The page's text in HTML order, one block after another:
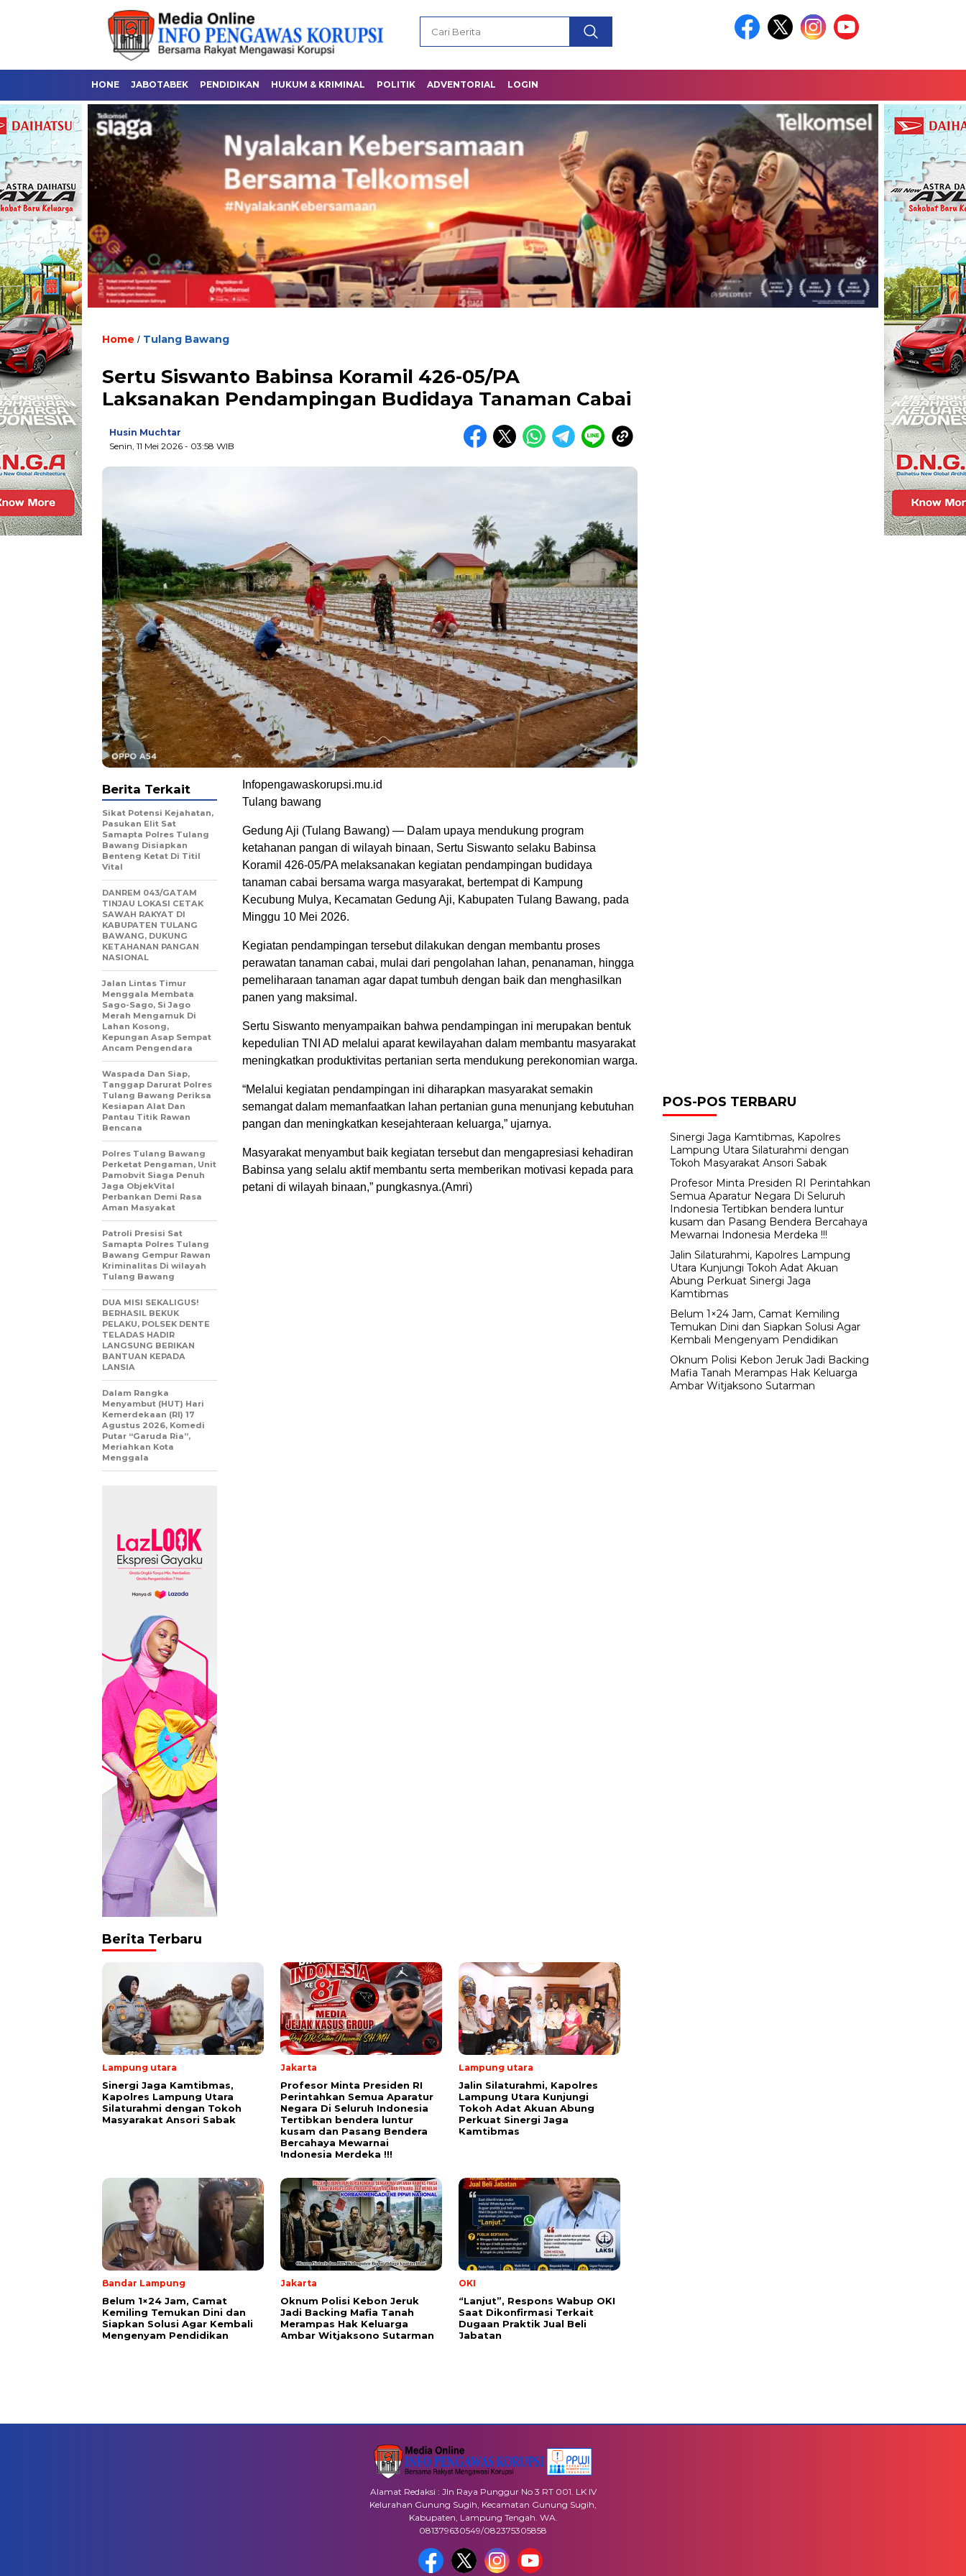
HONE JABOTABEK PENDIDIKAN HUKUM & KRIMINAL POLITIK ADVENTORIAL LOGIN
Home / Tulang Bawang
Sertu Siswanto Babinsa Koramil 426-05/PA
Laksanakan Pendampingan Budidaya Tanaman Cabai
Husin Muchtar
Senin, 11 Mei 2026 - 03:58 WIB
Infopengawaskorupsi.mu.id
Tulang bawang
Gedung Aji (Tulang Bawang) — Dalam upaya mendukung program
ketahanan pangan di wilayah binaan, Sertu Siswanto selaku Babinsa
Koramil 426-05/PA melaksanakan kegiatan pendampingan budidaya
tanaman cabai bersama warga masyarakat, bertempat di Kampung
Kecubung Mulya, Kecamatan Gedung Aji, Kabupaten Tulang Bawang, pada
Minggu 10 Mei 2026.
Kegiatan pendampingan tersebut dilakukan dengan membantu proses
perawatan tanaman cabai, mulai dari pengolahan lahan, penanaman, hingga
pemeliharaan tanaman agar dapat tumbuh dengan baik dan menghasilkan
panen yang maksimal.
Sertu Siswanto menyampaikan bahwa pendampingan ini merupakan bentuk
kepedulian TNI AD melalui aparat kewilayahan dalam membantu masyarakat
meningkatkan produktivitas pertanian serta mendukung perekonomian warga.
“Melalui kegiatan pendampingan ini diharapkan masyarakat semakin
semangat dalam memanfaatkan lahan pertanian guna menunjang kebutuhan
pangan dan meningkatkan kesejahteraan keluarga,” ujarnya.
Masyarakat menyambut baik kegiatan tersebut dan mengapresiasi kehadiran
Babinsa yang selalu aktif membantu serta memberikan motivasi kepada para
petani di wilayah binaan,” pungkasnya.(Amri)
Berita Terkait
Sikat Potensi Kejahatan,
Pasukan Elit Sat
Samapta Polres Tulang
Bawang Disiapkan
Benteng Ketat Di Titil
Vital
DANREM 043/GATAM
TINJAU LOKASI CETAK
SAWAH RAKYAT DI
KABUPATEN TULANG
BAWANG, DUKUNG
KETAHANAN PANGAN
NASIONAL
Jalan Lintas Timur
Menggala Membata
Sago-Sago, Si Jago
Merah Mengamuk Di
Lahan Kosong,
Kepungan Asap Sempat
Ancam Pengendara
Waspada Dan Siap,
Tanggap Darurat Polres
Tulang Bawang Periksa
Kesiapan Alat Dan
Pantau Titik Rawan
Bencana
Polres Tulang Bawang
Perketat Pengaman, Unit
Pamobvit Siaga Penuh
Jaga ObjekVital
Perbankan Demi Rasa
Aman Masyakat
Patroli Presisi Sat
Samapta Polres Tulang
Bawang Gempur Rawan
Kriminalitas Di wilayah
Tulang Bawang
DUA MISI SEKALIGUS!
BERHASIL BEKUK
PELAKU, POLSEK DENTE
TELADAS HADIR
LANGSUNG BERIKAN
BANTUAN KEPADA
LANSIA
Dalam Rangka
Menyambut (HUT) Hari
Kemerdekaan (RI) 17
Agustus 2026, Komedi
Putar “Garuda Ria”,
Meriahkan Kota
Menggala
Berita Terbaru
Lampung utara
Sinergi Jaga Kamtibmas,
Kapolres Lampung Utara
Silaturahmi dengan Tokoh
Masyarakat Ansori Sabak
Jakarta
Profesor Minta Presiden RI
Perintahkan Semua Aparatur
Negara Di Seluruh Indonesia
Tertibkan bendera luntur
kusam dan Pasang Bendera
Bercahaya Mewarnai
Indonesia Merdeka !!!
Lampung utara
Jalin Silaturahmi, Kapolres
Lampung Utara Kunjungi
Tokoh Adat Akuan Abung
Perkuat Sinergi Jaga
Kamtibmas
Bandar Lampung
Belum 1×24 Jam, Camat
Kemiling Temukan Dini dan
Siapkan Solusi Agar Kembali
Mengenyam Pendidikan
Jakarta
Oknum Polisi Kebon Jeruk
Jadi Backing Mafia Tanah
Merampas Hak Keluarga
Ambar Witjaksono Sutarman
OKI
“Lanjut”, Respons Wabup OKI
Saat Dikonfirmasi Terkait
Dugaan Praktik Jual Beli
Jabatan
POS-POS TERBARU
Sinergi Jaga Kamtibmas, Kapolres
Lampung Utara Silaturahmi dengan
Tokoh Masyarakat Ansori Sabak
Profesor Minta Presiden RI Perintahkan
Semua Aparatur Negara Di Seluruh
Indonesia Tertibkan bendera luntur
kusam dan Pasang Bendera Bercahaya
Mewarnai Indonesia Merdeka !!!
Jalin Silaturahmi, Kapolres Lampung
Utara Kunjungi Tokoh Adat Akuan
Abung Perkuat Sinergi Jaga
Kamtibmas
Belum 1×24 Jam, Camat Kemiling
Temukan Dini dan Siapkan Solusi Agar
Kembali Mengenyam Pendidikan
Oknum Polisi Kebon Jeruk Jadi Backing
Mafia Tanah Merampas Hak Keluarga
Ambar Witjaksono Sutarman
Alamat Redaksi : Jln Raya Punggur No 3 RT 001. LK IV
Kelurahan Gunung Sugih, Kecamatan Gunung Sugih,
Kabupaten, Lampung Tengah. WA.
081379630549/082375305858